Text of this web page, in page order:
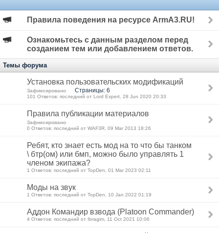
Правила поведения на ресурсе ArmA3.RU!
Ознакомьтесь с данным разделом перед
созданием тем или добавлением ответов.
Темы форума
Установка пользовательских модификаций
Зафиксировано Страницы: 6
101 Ответов: последний от Lord Expert, 28 Jun 2020 20:33
Правила публикации материалов
Зафиксировано
0 Ответов: последний от WAF3R, 09 Mar 2013 18:26
Ребят, кто знает есть мод на то что бы танком
\ бтр(ом) или бмп, можно было управлять 1
членом экипажа?
1 Ответов: последний от TopDen, 01 Mar 2023 02:11
Моды на звук
1 Ответов: последний от TopDen, 10 Jan 2022 01:19
Аддон Командир взвода (Platoon Commander)
4 Ответов: последний от Ibragim, 11 Oct 2021 10:06